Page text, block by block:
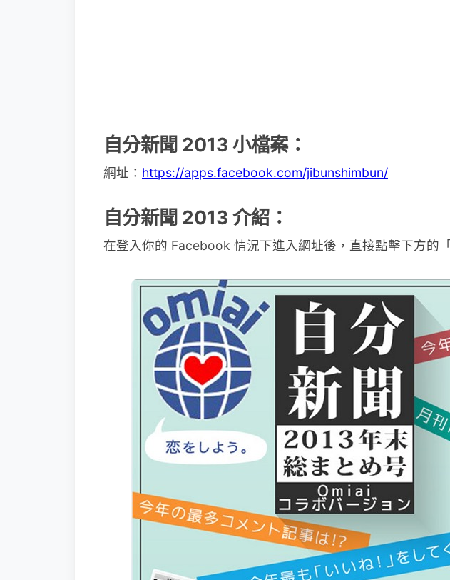
自分新聞 2013 小檔案：
網址： https://apps.facebook.com/jibunshimbun/
自分新聞 2013 介紹：
在登入你的 Facebook 情況下進入網址後，直接點擊下方的